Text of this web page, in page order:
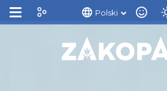
Polski